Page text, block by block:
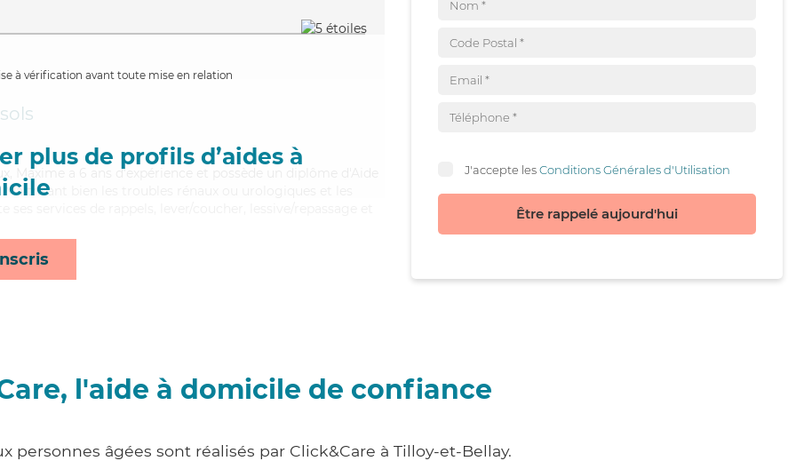
à vérification avant toute mise en relation
plus de profils d’aides à
Maxime a 6 ans d'expérience et possède un diplôme d'Aide
Maitrisant bien les troubles rénaux ou urologiques et les
J'accepte lesConditions Générales d'Utilisation
Être rappelé aujourd'hui
l'aide à domicile de confiance
personnes âgées sont réalisés par Click&Care à Tilloy-et-Bellay.